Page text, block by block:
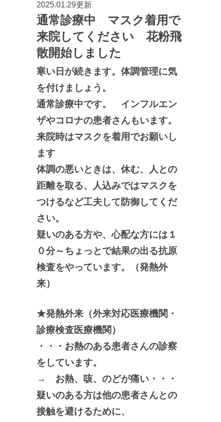
2025.01.29更新
通常診療中 マスク着用で
来院してください 花粉飛
散開始しました
寒い日が続きます。体調管理に気
を付けましょう。
通常診療中です。 インフルエン
ザやコロナの患者さんもいます。
来院時はマスクを着用でお願いし
ます
体調の悪いときは、休む、人との
距離を取る、人込みではマスクを
つけるなど工夫して防御してくだ
さい。
疑いのある方や、心配な方には１
０分～ちょっとで結果の出る抗原
検査をやっています。（発熱外
来）
★発熱外来（外来対応医療機関・
診療検査医療機関）
・・・お熱のある患者さんの診察
をしています。
→ お熱、咳、のどが痛い・・・
疑いのある方は他の患者さんとの
接触を避けるために、